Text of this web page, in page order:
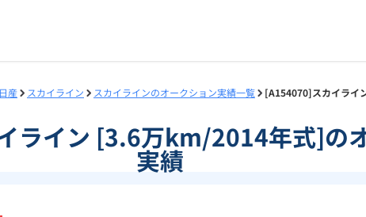
日産 スカイライン スカイラインのオークション実績一覧 [A154070]スカイライ
ライン [3.6万km/2014年式]の
実績